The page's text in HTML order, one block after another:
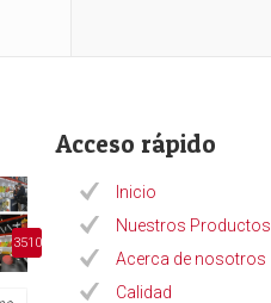
3510
Acceso rápido
Inicio
Nuestros Productos
Acerca de nosotros
Calidad